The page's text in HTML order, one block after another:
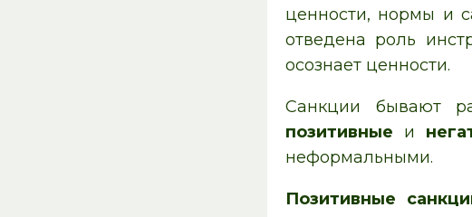
ценности, нормы и
отведена роль
осознает ценности.
Санкции бывают
позитивные и
неформальными.
Позитивные